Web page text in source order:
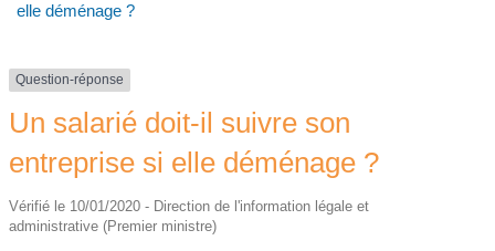
elle déménage ?
Question-réponse
Un salarié doit-il suivre son
entreprise si elle déménage ?
Vérifié le 10/01/2020 - Direction de l'information légale et
administrative (Premier ministre)